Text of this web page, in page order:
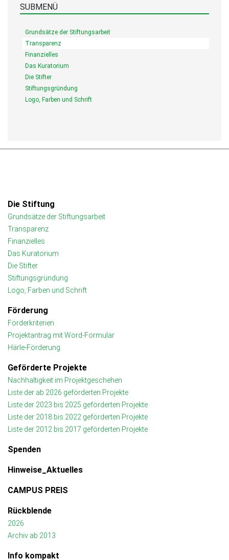
SUBMENÜ
Grundsätze der Stiftungsarbeit
Transparenz
Finanzielles
Das Kuratorium
Die Stifter
Stiftungsgründung
Logo, Farben und Schrift
Die Stiftung
Grundsätze der Stiftungsarbeit
Transparenz
Finanzielles
Das Kuratorium
Die Stifter
Stiftungsgründung
Logo, Farben und Schrift
Förderung
Förderkriterien
Projektantrag mit Word-Formular
Härle-Förderung
Geförderte Projekte
Nachhaltigkeit im Projektgeschehen
Liste der ab 2026 geförderten Projekte
Liste der 2023 bis 2025 geförderten Projekte
Liste der 2018 bis 2022 geförderten Projekte
Liste der 2012 bis 2017 geförderten Projekte
Spenden
Hinweise_Aktuelles
CAMPUS PREIS
Rückblende
2026
Archiv ab 2013
Info kompakt